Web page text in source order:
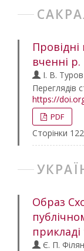
вченні р.
І. В. Туров
Переглядів
https://
PDF
Сторінки
Образ
Є. П.